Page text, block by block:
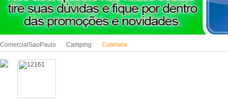
ComercialSaoPaulo Camping Cutelaria